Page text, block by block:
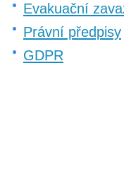
Evakuační
Právní předpisy
GDPR